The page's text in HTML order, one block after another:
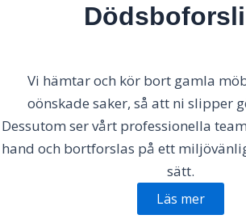
Vi hämtar och kör bort gamla
oönskade saker, så att ni slipper
Dessutom ser vårt professionella
hand och bortforslas på ett
sätt.
Läs mer